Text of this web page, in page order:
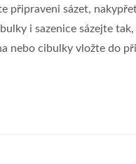
připraveni sázet,
i sazenice sázejte
nebo cibulky vložte do